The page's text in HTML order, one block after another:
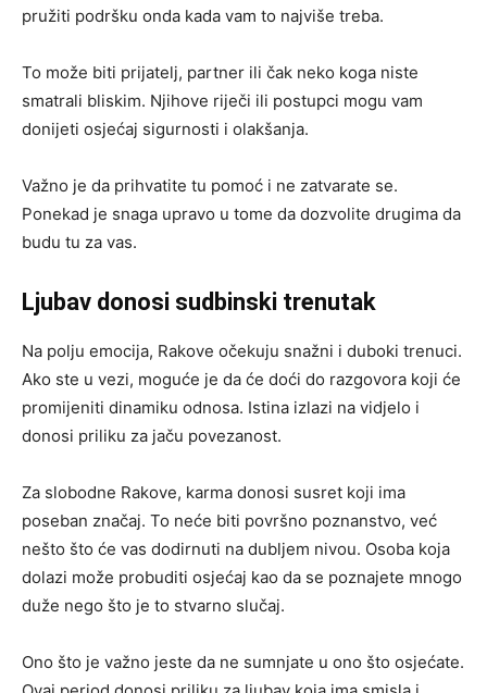
pružiti podršku onda kada vam to najviše treba.
To može biti prijatelj, partner ili čak neko koga niste
smatrali bliskim. Njihove riječi ili postupci mogu vam
donijeti osjećaj sigurnosti i olakšanja.
Važno je da prihvatite tu pomoć i ne zatvarate se.
Ponekad je snaga upravo u tome da dozvolite drugima da
budu tu za vas.
Ljubav donosi sudbinski trenutak
Na polju emocija, Rakove očekuju snažni i duboki trenuci.
Ako ste u vezi, moguće je da će doći do razgovora koji će
promijeniti dinamiku odnosa. Istina izlazi na vidjelo i
donosi priliku za jaču povezanost.
Za slobodne Rakove, karma donosi susret koji ima
poseban značaj. To neće biti površno poznanstvo, već
nešto što će vas dodirnuti na dubljem nivou. Osoba koja
dolazi može probuditi osjećaj kao da se poznajete mnogo
duže nego što je to stvarno slučaj.
Ono što je važno jeste da ne sumnjate u ono što osjećate.